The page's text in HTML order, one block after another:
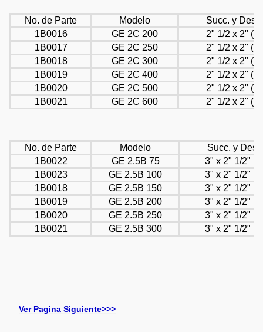
No. de Parte Modelo
Succ. y Desc.
1B0016
GE 2C 200
2" 1/2 x 2" (R)
1B0017
GE 2C 250
2" 1/2 x 2" (R)
1B0018
GE 2C 300
2" 1/2 x 2" (R)
1B0019
GE 2C 400
2" 1/2 x 2" (R)
1B0020
GE 2C 500
2" 1/2 x 2" (R)
1B0021
GE 2C 600 2" 1/2 x 2" (R)
No. de Parte Modelo
Succ. y
1B0022
GE 2.5B 75
3" x 2" 1/2"
1B0023
GE 2.5B 100
3" x 2" 1/2"
1B0018
GE 2.5B 150
3" x 2" 1/2"
1B0019
GE 2.5B 200
3" x 2" 1/2"
1B0020
GE 2.5B 250
3" x 2" 1/2"
1B0021
GE 2.5B 300 3" x 2" 1/2"
Ver Pagina Siguiente>>>